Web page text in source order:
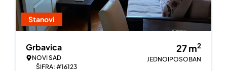
Stanovi
Grbavica
NOVI SAD
ŠIFRA: #16123
27m2
JEDNOIPOSOBAN